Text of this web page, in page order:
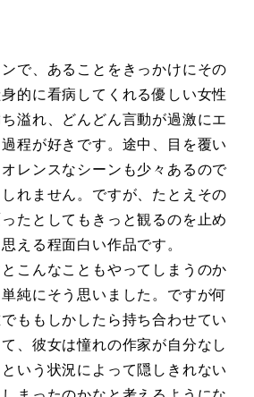
で、あることをきっかけにその
的に看病してくれる優しい女性
溢れ、どんどん言動が過激にエ
程が好きです。途中、目を覆い
レンスなシーンも少々あるので
れません。ですが、たとえその
たとしてもきっと観るのを止め
える程面白い作品です。
とこんなこともやってしまうのか
純にそう思いました。ですが何
ももしかしたら持ち合わせてい
、彼女は憧れの作家が自分なし
いう状況によって隠しきれない